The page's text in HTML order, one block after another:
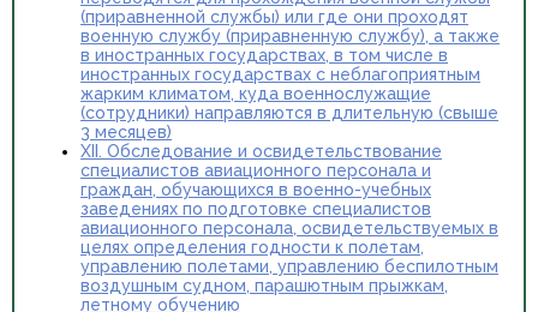
(приравненной службы) или где они проходят
военную службу (приравненную службу), а также
в иностранных государствах, в том числе в
иностранных государствах с неблагоприятным
жарким климатом, куда военнослужащие
(сотрудники) направляются в длительную (свыше
3 месяцев)
XII. Обследование и освидетельствование
специалистов авиационного персонала и
граждан, обучающихся в военно-учебных
заведениях по подготовке специалистов
авиационного персонала, освидетельствуемых в
целях определения годности к полетам,
управлению полетами, управлению беспилотным
воздушным судном, парашютным прыжкам,
летному обучению